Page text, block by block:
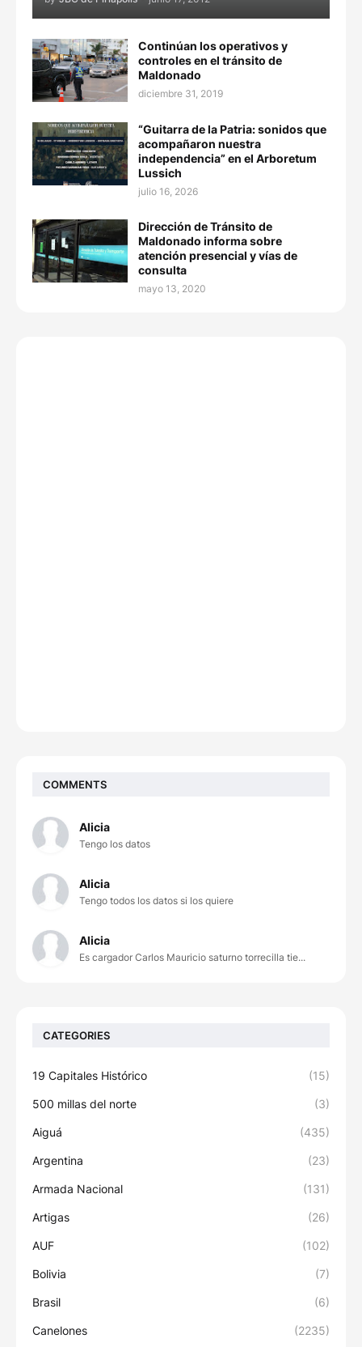
Continúan los operativos y
controles en el tránsito de
Maldonado
diciembre 31, 2019
“Guitarra de la Patria: sonidos que
acompañaron nuestra
independencia” en el Arboretum
Lussich
julio 16, 2026
Dirección de Tránsito de
Maldonado informa sobre
atención presencial y vías de
consulta
mayo 13, 2020
COMMENTS
Alicia
Tengo los datos
Alicia
Tengo todos los datos si los quiere
Alicia
Es cargador Carlos Mauricio saturno torrecilla tie...
CATEGORIES
19 Capitales Histórico (15)
500 millas del norte (3)
Aiguá (435)
Argentina (23)
Armada Nacional (131)
Artigas (26)
AUF (102)
Bolivia (7)
Brasil (6)
Canelones (2235)